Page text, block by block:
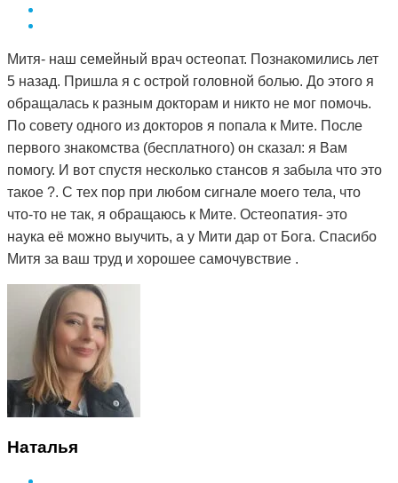
Митя- наш семейный врач остеопат. Познакомились лет
5 назад. Пришла я с острой головной болью. До этого я
обращалась к разным докторам и никто не мог помочь.
По совету одного из докторов я попала к Мите. После
первого знакомства (бесплатного) он сказал: я Вам
помогу. И вот спустя несколько стансов я забыла что это
такое ?. С тех пор при любом сигнале моего тела, что
что-то не так, я обращаюсь к Мите. Остеопатия- это
наука её можно выучить, а у Мити дар от Бога. Спасибо
Митя за ваш труд и хорошее самочувствие .
Наталья